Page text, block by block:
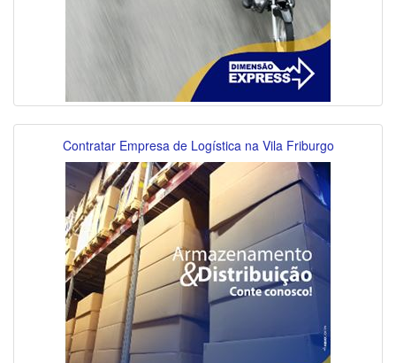
Contratar Empresa de Logística na Vila Friburgo